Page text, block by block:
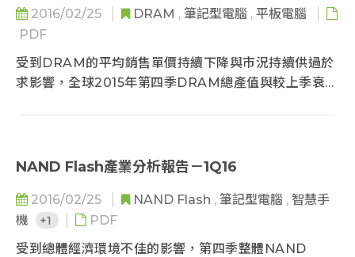
2016/02/25 DRAM , 筆記型電腦 , 平板電腦
PDF
受到DRAM的平均銷售單價持續下降與市況持續供過於
求影響，全球2015年第四季DRAM總產值與較上季衰退
NAND Flash產業分析報告－1Q16
2016/02/25 NAND Flash , 筆記型電腦 , 智慧手
機
+1
PDF
受到總體經濟環境不佳的影響，第四季整體NAND